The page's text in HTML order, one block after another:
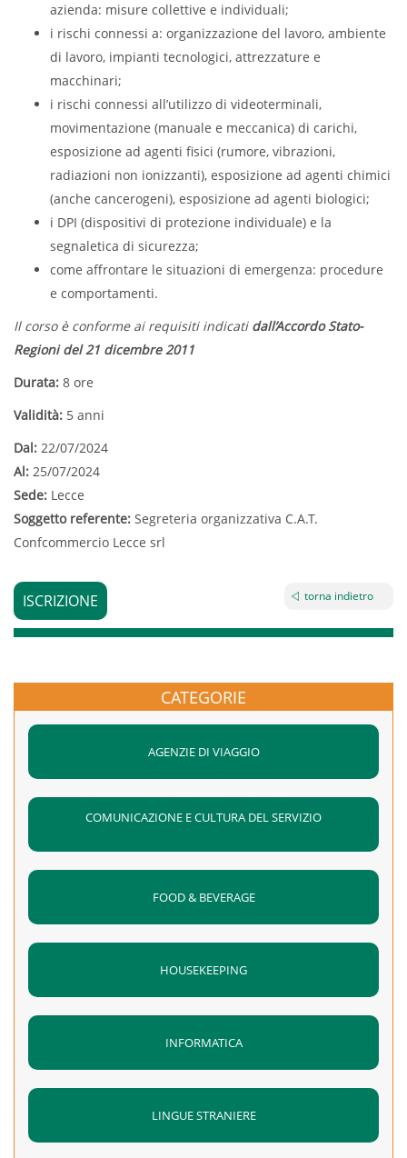
azienda: misure collettive e individuali;
i rischi connessi a: organizzazione del lavoro, ambiente
di lavoro, impianti tecnologici, attrezzature e
macchinari;
i rischi connessi all’utilizzo di videoterminali,
movimentazione (manuale e meccanica) di carichi,
esposizione ad agenti fisici (rumore, vibrazioni,
radiazioni non ionizzanti), esposizione ad agenti chimici
(anche cancerogeni), esposizione ad agenti biologici;
i DPI (dispositivi di protezione individuale) e la
segnaletica di sicurezza;
come affrontare le situazioni di emergenza: procedure
e comportamenti.
Il corso è conforme ai requisiti indicati dall’Accordo Stato-
Regioni del 21 dicembre 2011
Durata: 8 ore
Validità: 5 anni
Dal: 22/07/2024
Al: 25/07/2024
Sede: Lecce
Soggetto referente: Segreteria organizzativa C.A.T.
Confcommercio Lecce srl
ISCRIZIONE torna indietro
CATEGORIE
AGENZIE DI VIAGGIO
COMUNICAZIONE E CULTURA DEL SERVIZIO
FOOD & BEVERAGE
HOUSEKEEPING
INFORMATICA
LINGUE STRANIERE